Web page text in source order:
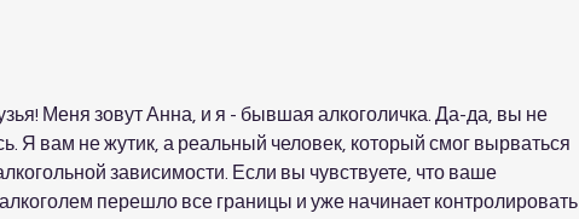
Меня зовут Анна, и я - бывшая алкоголичка. Да-да, вы не
Я вам не жутик, а реальный человек, который смог вырваться
зависимости. Если вы чувствуете, что ваше
перешло все границы и уже начинает контролировать